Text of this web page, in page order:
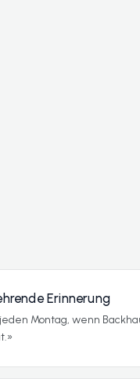
Erinnerung
Montag, wenn